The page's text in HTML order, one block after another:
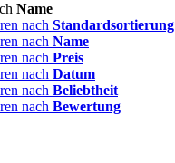
Name
nach Standardsortierung
nach Name
nach Preis
nach Datum
nach Beliebtheit
nach Bewertung